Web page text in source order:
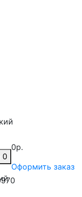
0
0р.
Оформить заказ